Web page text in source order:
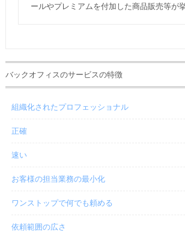
ールやプレミアムを付加した商品販売等が
バックオフィスのサービスの特徴
組織化されたプロフェッショナル
正確
速い
お客様の担当業務の最小化
ワンストップで何でも頼める
依頼範囲の広さ